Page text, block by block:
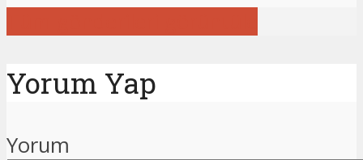
Yorum Yap
Yorum